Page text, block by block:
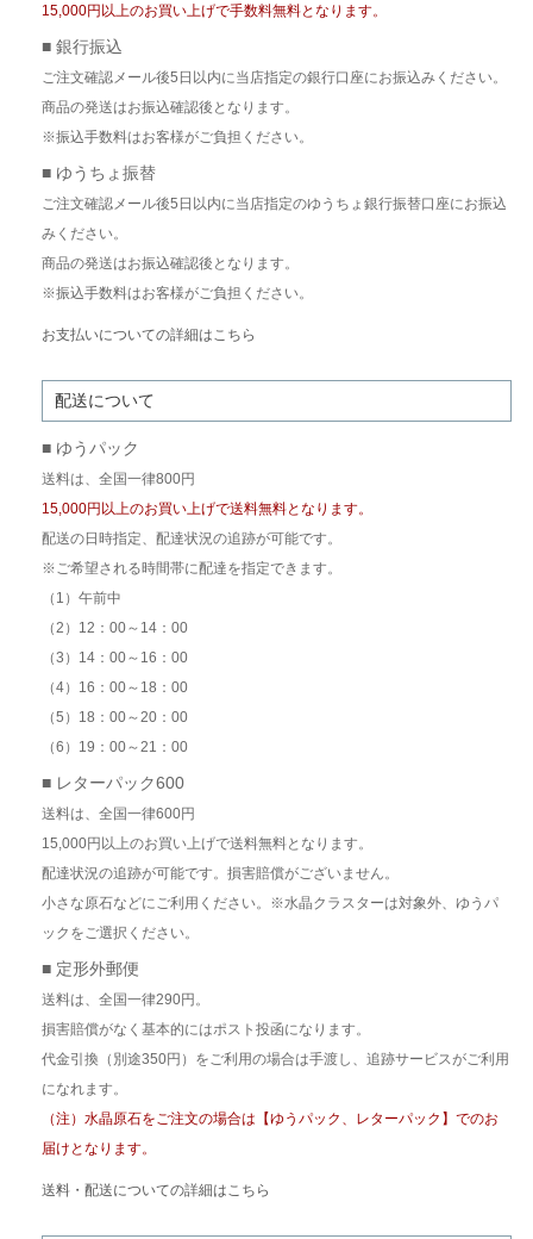
15,000円以上のお買い上げで手数料無料となります。
■ 銀行振込
ご注文確認メール後5日以内に当店指定の銀行口座にお振込みください。
商品の発送はお振込確認後となります。
※振込手数料はお客様がご負担ください。
■ ゆうちょ振替
ご注文確認メール後5日以内に当店指定のゆうちょ銀行振替口座にお振込
みください。
商品の発送はお振込確認後となります。
※振込手数料はお客様がご負担ください。
お支払いについての詳細はこちら
配送について
■ ゆうパック
送料は、全国一律800円
15,000円以上のお買い上げで送料無料となります。
配送の日時指定、配達状況の追跡が可能です。
※ご希望される時間帯に配達を指定できます。
（1）午前中
（2）12：00～14：00
（3）14：00～16：00
（4）16：00～18：00
（5）18：00～20：00
（6）19：00～21：00
■ レターパック600
送料は、全国一律600円
15,000円以上のお買い上げで送料無料となります。
配達状況の追跡が可能です。損害賠償がございません。
小さな原石などにご利用ください。※水晶クラスターは対象外、ゆうパ
ックをご選択ください。
■ 定形外郵便
送料は、全国一律290円。
損害賠償がなく基本的にはポスト投函になります。
代金引換（別途350円）をご利用の場合は手渡し、追跡サービスがご利用
になれます。
（注）水晶原石をご注文の場合は【ゆうパック、レターパック】でのお
届けとなります。
送料・配送についての詳細はこちら